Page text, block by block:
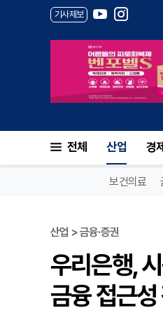
기사제보
전체 산업 경제
보건의료
산업 > 금융·증권
우리은행,
금융 접근성